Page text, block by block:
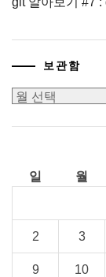
보관함
보
일
월
2 3
9 10